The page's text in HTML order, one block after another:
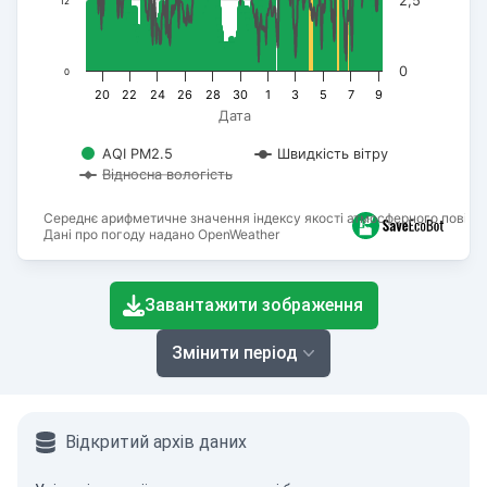
Середнє арифметичне значення індексу якості атмосферного
Дані про погоду надано OpenWeather
Дата
AQI PM2.5
Швидкість вітру
Відносна вологість
20 22 24 26 28 30 1 3 5 7 9
0 0
End of interactive chart.
Завантажити зображення
Змінити період
Відкритий архів даних